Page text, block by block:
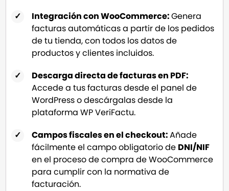
Integración con WooCommerce:Genera
facturas automáticas a partir de los pedidos
de tu tienda, con todos los datos de
productos y clientes incluidos.
Descarga directa de facturas en PDF:
Accede a tus facturas desde el panel de
WordPress o descárgalas desde la
plataforma WP VeriFactu.
Campos fiscales en el checkout:Añade
fácilmente el campo obligatorio de DNI/NIF
en el proceso de compra de WooCommerce
para cumplir con la normativa de
facturación.